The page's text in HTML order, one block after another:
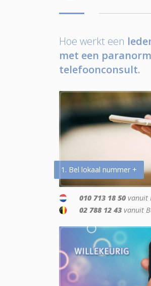
Hoe werkt een
met een
telefoonconsult.
1. Bel lokaal nummer +
010 713 18 50 vanuit
02 788 12 43 vanuit